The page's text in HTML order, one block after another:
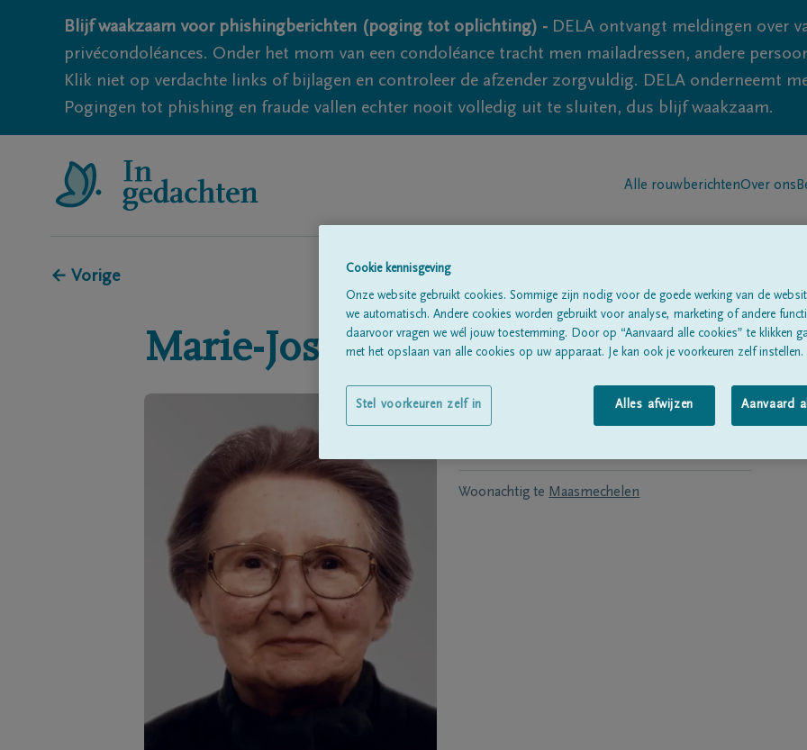
Blijf waakzaam voor phishingberichten (poging tot oplichting) - DELA ontvangt meldingen over
privécondoléances. Onder het mom van een condoléance tracht men mailadressen, andere
Klik niet op verdachte links of bijlagen en controleer de afzender zorgvuldig. DELA onderneemt
Pogingen tot phishing en fraude vallen echter nooit volledig uit te sluiten, dus blijf waakzaam.
Alle rouwberichtenOver ons
← Vorige
Marie-Jose Walpot
Geboren te 28/03/1924
Woonachtig te Maasmechelen
Cookie kennisgeving
Onze website gebruikt cookies. Sommige zijn nodig voor de goede werking van de
we automatisch. Andere cookies worden gebruikt voor analyse, marketing of andere
daarvoor vragen we wél jouw toestemming. Door op “Aanvaard alle cookies” te klikken
met het opslaan van alle cookies op uw apparaat. Je kan ook je voorkeuren zelf instellen.
Alles afwijzen Aanvaard
Stel voorkeuren zelf in